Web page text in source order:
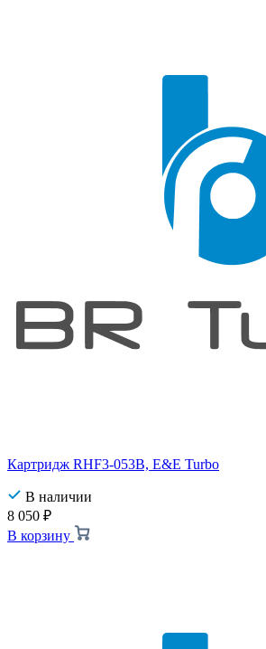
Картридж RHF3-053B, E&E Turbo
В наличии
8 050 ₽
В корзину